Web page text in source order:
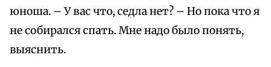
юноша. – У вас что, седла нет? – Но пока что я
не собирался спать. Мне надо было понять,
выяснить.